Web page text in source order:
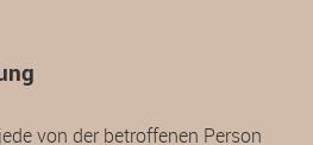
von der betroffenen Person